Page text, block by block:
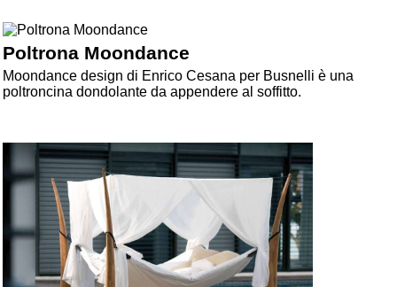
Poltrona Moondance
Moondance design di Enrico Cesana per Busnelli è una
poltroncina dondolante da appendere al soffitto.